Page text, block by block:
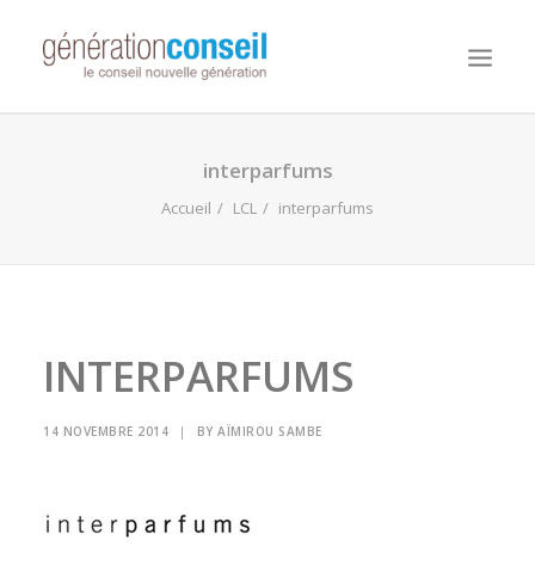
NOTRE BLOG
interparfums
Accueil LCL interparfums
INTERPARFUMS
14 NOVEMBRE 2014 | BY AÏMIROU SAMBE